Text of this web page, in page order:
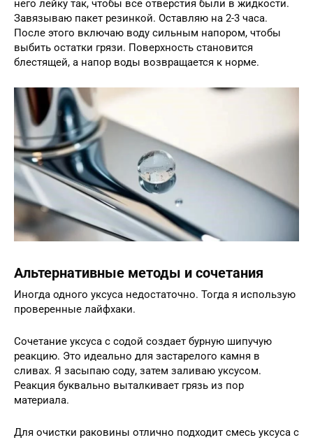
него лейку так, чтобы все отверстия были в жидкости.
Завязываю пакет резинкой. Оставляю на 2-3 часа.
После этого включаю воду сильным напором, чтобы
выбить остатки грязи. Поверхность становится
блестящей, а напор воды возвращается к норме.
Альтернативные методы и сочетания
Иногда одного уксуса недостаточно. Тогда я использую
проверенные лайфхаки.
Сочетание уксуса с содой создает бурную шипучую
реакцию. Это идеально для застарелого камня в
сливах. Я засыпаю соду, затем заливаю уксусом.
Реакция буквально выталкивает грязь из пор
материала.
Для очистки раковины отлично подходит смесь уксуса с